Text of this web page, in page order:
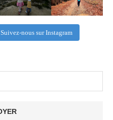
Suivez-nous sur Instagram